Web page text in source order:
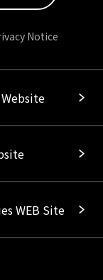
Notice
WEB Site